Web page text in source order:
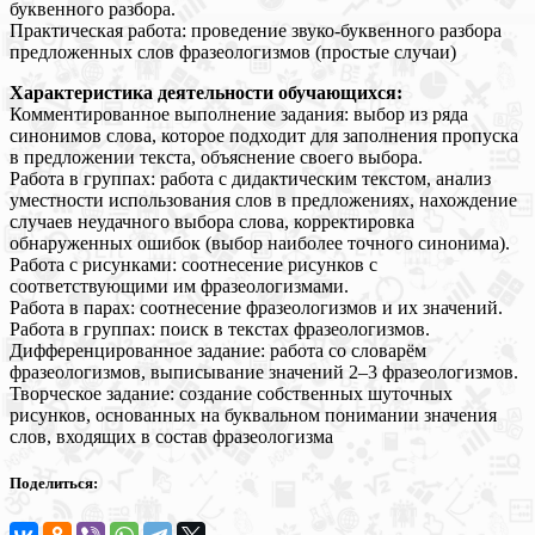
буквенного разбора.
Практическая работа: проведение звуко-буквенного разбора
предложенных слов фразеологизмов (простые случаи)
Характеристика деятельности обучающихся:
Комментированное выполнение задания: выбор из ряда
синонимов слова, которое подходит для заполнения пропуска
в предложении текста, объяснение своего выбора.
Работа в группах: работа с дидактическим текстом, анализ
уместности использования слов в предложениях, нахождение
случаев неудачного выбора слова, корректировка
обнаруженных ошибок (выбор наиболее точного синонима).
Работа с рисунками: соотнесение рисунков с
соответствующими им фразеологизмами.
Работа в парах: соотнесение фразеологизмов и их значений.
Работа в группах: поиск в текстах фразеологизмов.
Дифференцированное задание: работа со словарём
фразеологизмов, выписывание значений 2–3 фразеологизмов.
Творческое задание: создание собственных шуточных
рисунков, основанных на буквальном понимании значения
слов, входящих в состав фразеологизма
Поделиться: